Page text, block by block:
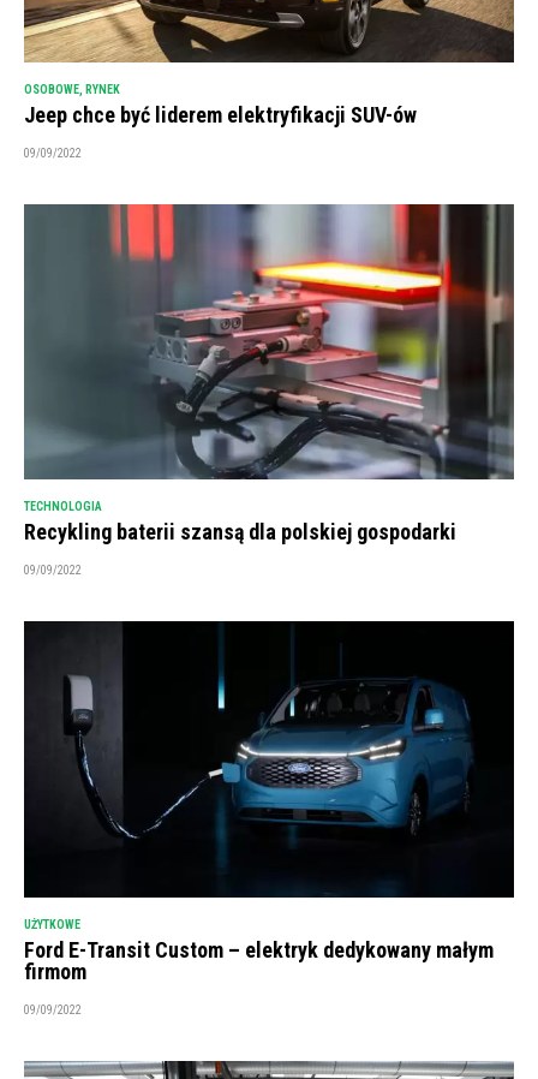
OSOBOWE RYNEK
Jeep chce być liderem elektryfikacji SUV-ów
09/09/2022
TECHNOLOGIA
Recykling baterii szansą dla polskiej gospodarki
09/09/2022
UŻYTKOWE
Ford E-Transit Custom – elektryk dedykowany małym
firmom
09/09/2022